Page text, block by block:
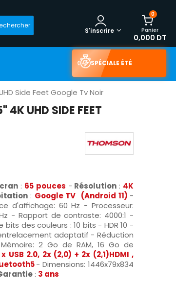
0
Panier
0,000 DT
S'inscrire
SPÉCIALE ÉTÉ
Side Feet Google Tv Noir
UHD SIDE FEET
: 65 pouces - Résolution : 4K
: Google TV (Android 11) -
d'affichage: 60 Hz - Processeur:
- Rapport de contraste: 4000:1 -
bits des couleurs : 10 bits - HDR 10 -
adaptatif - Réduction
2 Go de RAM, 16 Go de
USB 2.0, 2x (2,0) + 2x (2,1)HDMI ,
- Dimensions: 1446x79x834
: 3 ans